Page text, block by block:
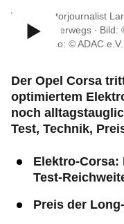
Video: Motorjournalist
Electric unterwegs ∙
Klein, Video: © ADAC e.V.
Der Opel Corsa
optimiertem
noch
Test, Technik,
Elektro-Corsa:
Test-
Preis der